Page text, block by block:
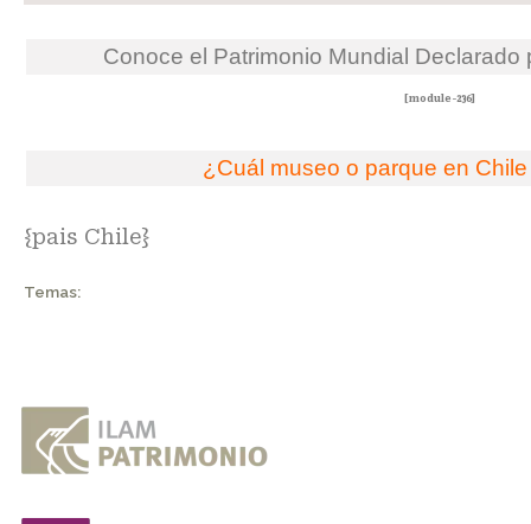
Conoce el Patrimonio Mundial Declarado
[module-236]
¿Cuál museo o parque en
{pais Chile}
Temas: